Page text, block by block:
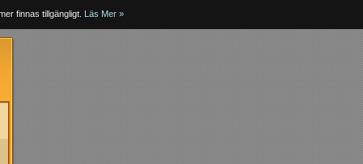
finnas tillgängligt. Läs Mer »